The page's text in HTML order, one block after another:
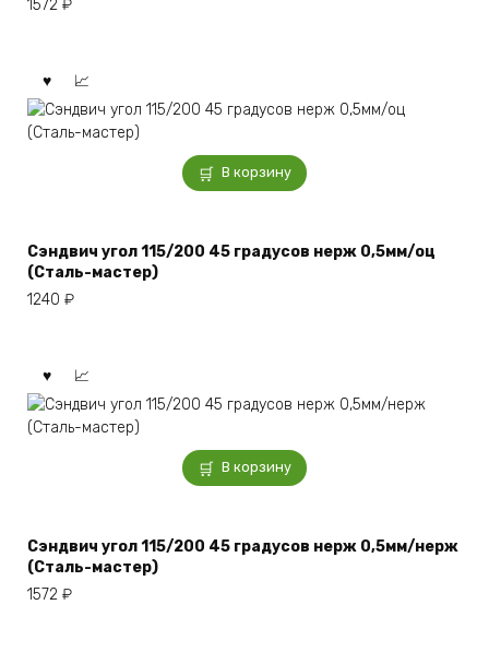
1572 ₽
В корзину
Сэндвич угол 115/200 45 градусов нерж 0,5мм/оц
(Сталь-мастер)
1240 ₽
В корзину
Сэндвич угол 115/200 45 градусов нерж 0,5мм/нерж
(Сталь-мастер)
1572 ₽